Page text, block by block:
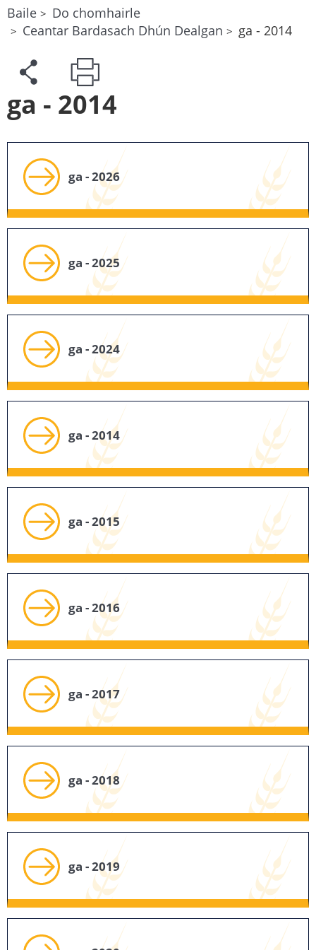
Baile
Do chomhairle
Ceantar Bardasach Dhún Dealgan
ga - 2014
ga - 2014
ga - 2026
ga - 2025
ga - 2024
ga - 2014
ga - 2015
ga - 2016
ga - 2017
ga - 2018
ga - 2019